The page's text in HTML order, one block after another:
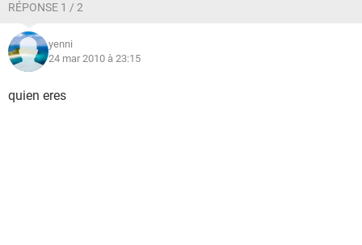
RÉPONSE 1 / 2
yenni
24 mar 2010 à 23:15
quien eres